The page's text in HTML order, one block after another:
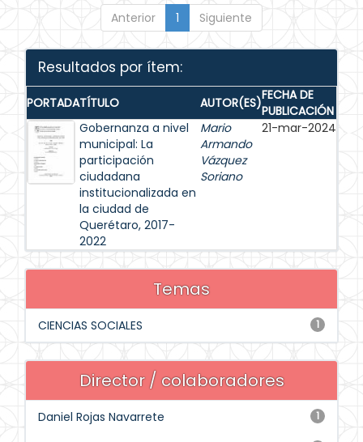
Anterior 1 Siguiente
Resultados por ítem:
PORTADATÍTULO AUTOR(ES)FECHA DE
PUBLICACIÓN
Gobernanza a nivel
municipal: La
participación
ciudadana
institucionalizada en
la ciudad de
Querétaro, 2017-
2022
Mario
Armando
Vázquez
Soriano
21-mar-2024
Temas
1
CIENCIAS SOCIALES
Director / colaboradores
1
Daniel Rojas Navarrete